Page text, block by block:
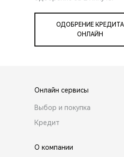
ОДОБРЕНИЕ КРЕДИТА
ОНЛАЙН
Онлайн сервисы
Выбор и покупка
Кредит
О компании